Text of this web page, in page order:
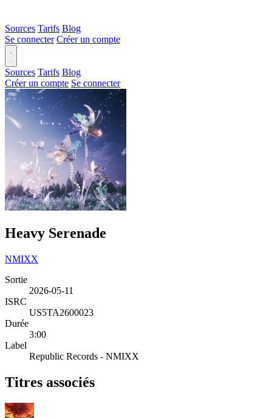
Sources Tarifs Blog
Se connecter Créer un compte
Sources Tarifs Blog
Créer un compte Se connecter
Heavy Serenade
NMIXX
Sortie
2026-05-11
ISRC
US5TA2600023
Durée
3:00
Label
Republic Records - NMIXX
Titres associés